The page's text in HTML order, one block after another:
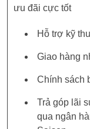
ưu đãi cực tốt
Hỗ trợ kỹ
Giao hàng
Chính sách
Trả góp lãi
qua ngân